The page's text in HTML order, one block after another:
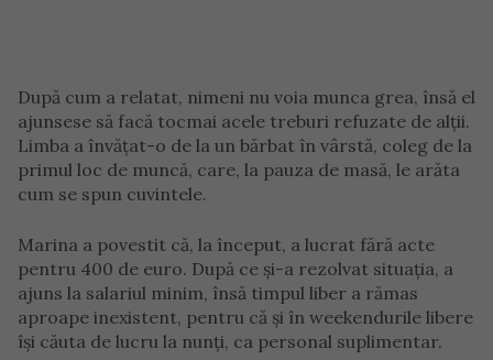
După cum a relatat, nimeni nu voia munca grea, însă el
ajunsese să facă tocmai acele treburi refuzate de alții.
Limba a învățat-o de la un bărbat în vârstă, coleg de la
primul loc de muncă, care, la pauza de masă, le arăta
cum se spun cuvintele.
Marina a povestit că, la început, a lucrat fără acte
pentru 400 de euro. După ce și-a rezolvat situația, a
ajuns la salariul minim, însă timpul liber a rămas
aproape inexistent, pentru că și în weekendurile libere
își căuta de lucru la nunți, ca personal suplimentar.